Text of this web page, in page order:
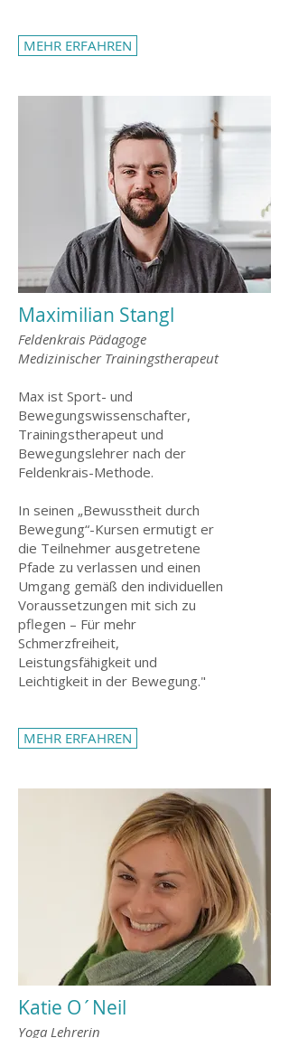
MEHR ERFAHREN
Maximilian Stangl
Feldenkrais Pädagoge
Medizinischer Trainingstherapeut
Max ist Sport- und
Bewegungswissenschafter,
Trainingstherapeut und
Bewegungslehrer nach der
Feldenkrais-Methode.
In seinen „Bewusstheit durch
Bewegung“-Kursen ermutigt er
die Teilnehmer ausgetretene
Pfade zu verlassen und einen
Umgang gemäß den individuellen
Voraussetzungen mit sich zu
pflegen – Für mehr
Schmerzfreiheit,
Leistungsfähigkeit und
Leichtigkeit in der Bewegung."
MEHR ERFAHREN
Katie O´Neil
Yoga Lehrerin